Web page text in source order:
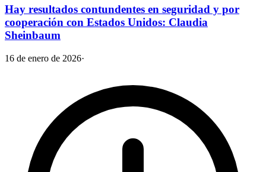
Hay resultados contundentes en seguridad y por
cooperación con Estados Unidos: Claudia
Sheinbaum
16 de enero de 2026·